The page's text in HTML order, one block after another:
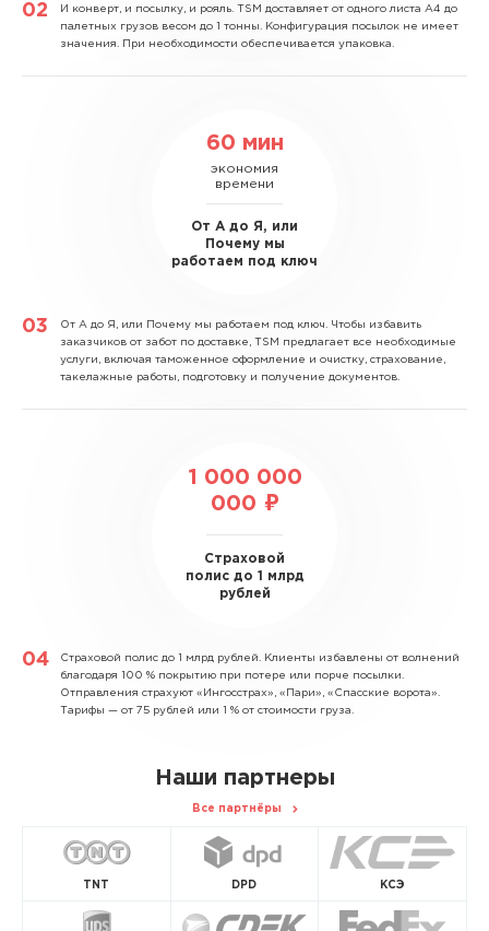
И конверт, и посылку, и рояль. TSM доставляет от одного листа А4 до
палетных грузов весом до 1 тонны. Конфигурация посылок не имеет
значения. При необходимости обеспечивается упаковка.
60 мин
экономия
времени
От А до Я, или
Почему мы
работаем под ключ
От А до Я, или Почему мы работаем под ключ. Чтобы избавить
заказчиков от забот по доставке, TSM предлагает все необходимые
услуги, включая таможенное оформление и очистку, страхование,
такелажные работы, подготовку и получение документов.
1 000 000
000 ₽
Страховой
полис до 1 млрд
рублей
Страховой полис до 1 млрд рублей. Клиенты избавлены от волнений
благодаря 100 % покрытию при потере или порче посылки.
Отправления страхуют «Ингосстрах», «Пари», «Спасские ворота».
Тарифы — от 75 рублей или 1 % от стоимости груза.
Наши партнеры
Все партнёры
TNT DPD КСЭ